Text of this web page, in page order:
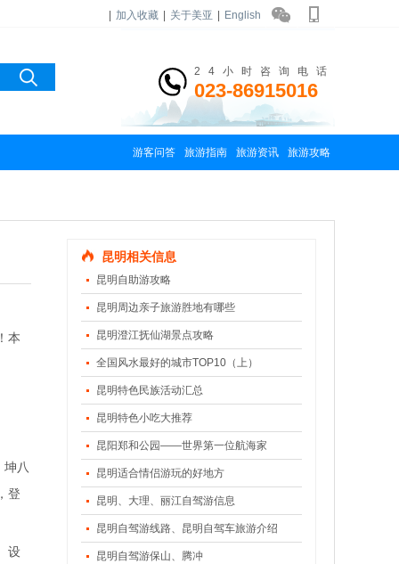
加入收藏 关于美亚 English
24小时咨询电话
023-86915016
游客问答 旅游指南 旅游资讯 旅游攻略
本
坤八
登
设
昆明相关信息
昆明自助游攻略
昆明周边亲子旅游胜地有哪些
昆明澄江抚仙湖景点攻略
全国风水最好的城市TOP10（上）
昆明特色民族活动汇总
昆明特色小吃大推荐
昆阳郑和公园——世界第一位航海家
昆明适合情侣游玩的好地方
昆明、大理、丽江自驾游信息
昆明自驾游线路、昆明自驾车旅游介绍
昆明自驾游保山、腾冲